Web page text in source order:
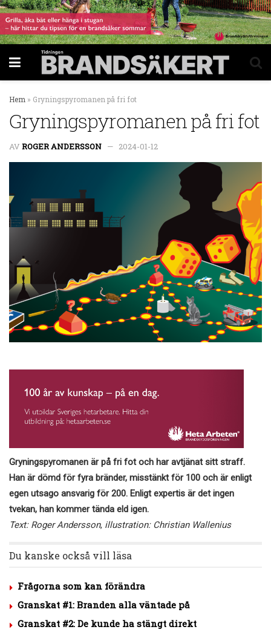
Hem » Gryningspyromanen på fri fot
Gryningspyromanen på fri fot
AV ROGER ANDERSSON 2024-01-12
Gryningspyromanen är på fri fot och har avtjänat sitt straff.
Han är dömd för fyra bränder, misstänkt för 100 och är enligt
egen utsago ansvarig för 200. Enligt expertis är det ingen
tvekan, han kommer tända eld igen.
Text: Roger Andersson, illustration: Christian Wallenius
Du kanske också vill läsa
Frågorna som kan förändra
Granskat #1: Branden alla väntade på
Granskat #2: De kunde ha stängt direkt